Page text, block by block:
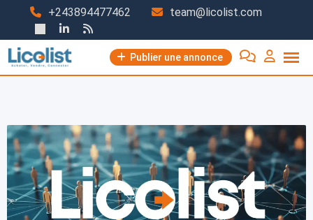
Passer
contenu
+243894477462 team@licolist.com
Publier une annonce